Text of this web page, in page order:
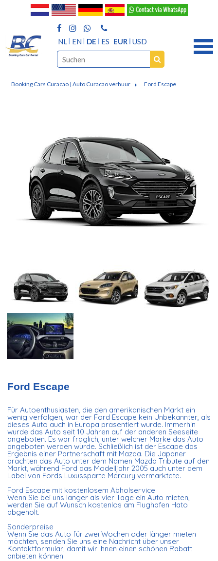
NL EN DE ES EUR USD
Booking Cars Curacao | Auto Curacao verhuur Ford Escape
Ford Escape
Für Autoenthusiasten, die den amerikanischen Markt ein
wenig verfolgen, war der Ford Escape kein Unbekannter, als
dieses Auto auch in Europa präsentiert wurde. Immerhin
wurde das Auto seit 10 Jahren auf der anderen Seeseite
angeboten. Es war fraglich, unter welcher Marke das Auto
angeboten werden würde. Schließlich ist der Escape das
Ergebnis einer Partnerschaft mit Mazda. Die Japaner
brachten das Auto unter dem Namen Mazda Tribute auf den
Markt, während Ford das Modelljahr 2005 auch unter dem
Label von Fords Luxussparte Mercury vermarktete.
Ford Escape mit kostenlosem Abholservice
Wenn Sie bei uns länger als vier Tage ein Auto mieten,
werden Sie auf Wunsch kostenlos am Flughafen Hato
abgeholt.
Sonderpreise
Wenn Sie das Auto für zwei Wochen oder länger mieten
möchten, senden Sie uns eine Nachricht über unser
Kontaktformular, damit wir Ihnen einen schönen Rabatt
anbieten können.